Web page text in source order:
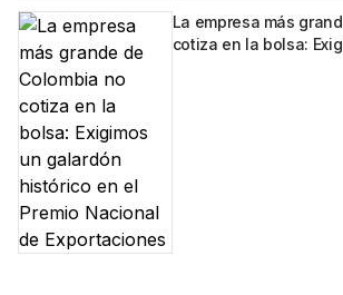
La empresa más
cotiza en la bolsa: